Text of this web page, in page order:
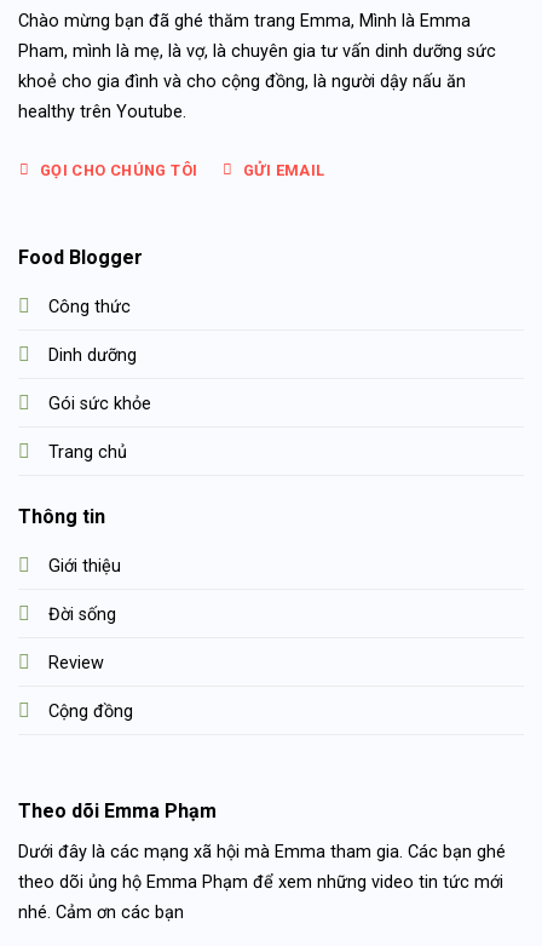
Chào mừng bạn đã ghé thăm trang Emma, Mình là Emma
Pham, mình là mẹ, là vợ, là chuyên gia tư vấn dinh dưỡng sức
khoẻ cho gia đình và cho cộng đồng, là người dậy nấu ăn
healthy trên Youtube.
GỌI CHO CHÚNG TÔI GỬI EMAIL
Food Blogger
Công thức
Dinh dưỡng
Gói sức khỏe
Trang chủ
Thông tin
Giới thiệu
Đời sống
Review
Cộng đồng
Theo dõi Emma Phạm
Dưới đây là các mạng xã hội mà Emma tham gia. Các bạn ghé
theo dõi ủng hộ Emma Phạm để xem những video tin tức mới
nhé. Cảm ơn các bạn